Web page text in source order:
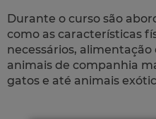
Durante o curso são
como as características
necessários,
animais de companhia
gatos e até animais